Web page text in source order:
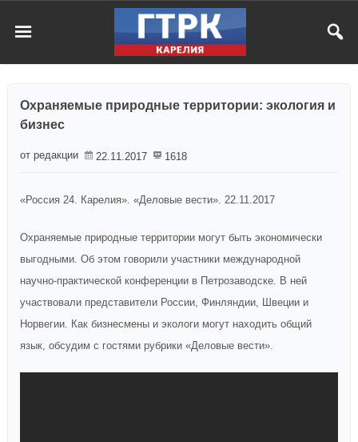
Охраняемые природные территории: экология и
бизнес
от редакции 22.11.2017 1618
«Россия 24. Карелия». «Деловые вести». 22.11.2017
Охраняемые природные территории могут быть экономически
выгодными. Об этом говорили участники международной
научно-практической конференции в Петрозаводске. В ней
участвовали представители России, Финляндии, Швеции и
Норвегии. Как бизнесмены и экологи могут находить общий
язык, обсудим с гостями рубрики «Деловые вести».